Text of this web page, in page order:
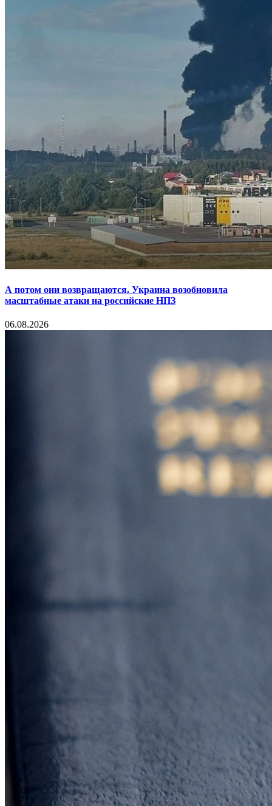
А потом они возвращаются. Украина возобновила
масштабные атаки на российские НПЗ
06.08.2026